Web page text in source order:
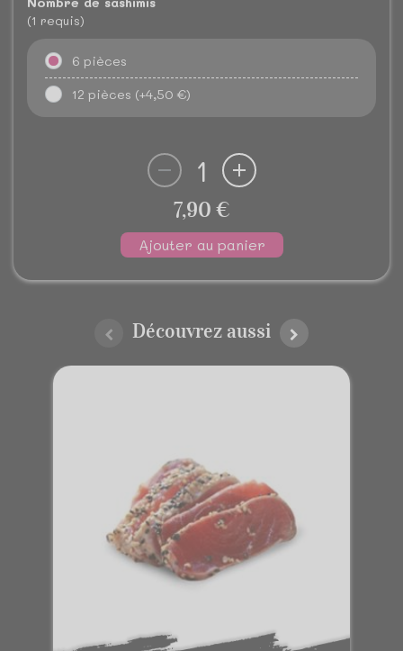
(1 requis)
6 pièces
12 pièces (+4,50 €)
1
7,90 €
Ajouter au panier
Découvrez aussi